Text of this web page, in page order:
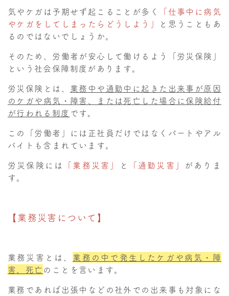
気やケガは予期せず起こることが多く
「仕事中に病気
やケガをしてしまったらどうしよう」
と思うこともあ
るのではないでしょうか。
そのため、労働者が安心して働けるよう「労災保険」
という社会保障制度があります。
労災保険とは、 業務中や通勤中に起きた出来事が原因
のケガや病気・障害、または死亡した場合に保険給付
が行われる制度 です。
この「労働者」には正社員だけではなくパートやアル
バイトも含まれています。
労災保険には
「業務災害」 と 「通勤災害」 がありま
す。
【業務災害について】
業務災害とは、 業務の中で発生したケガや病気・障
害、死亡のことを言います。
業務であれば出張中などの社外での出来事も対象にな